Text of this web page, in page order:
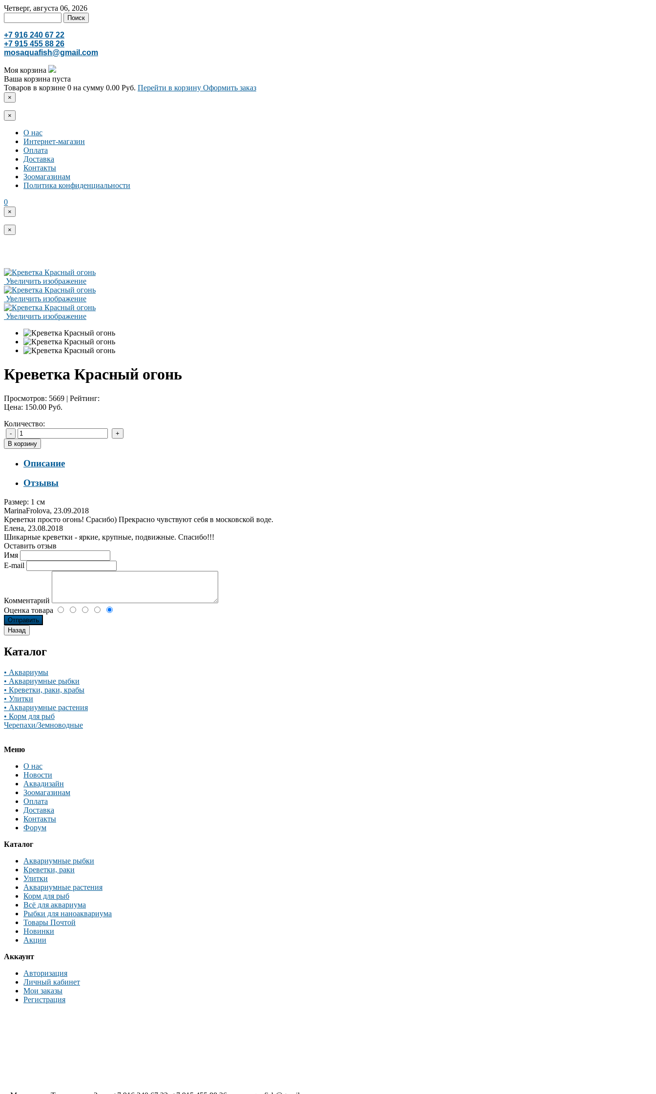
Четверг, августа 06, 2026
+7 916 240 67 22
+7 915 455 88 26
mosaquafish@gmail.com
Моя корзина
Ваша корзина пуста
Товаров в корзине 0 на сумму 0.00 Руб. Перейти в корзину Оформить заказ
×
×
О нас
Интернет-магазин
Оплата
Доставка
Контакты
Зоомагазинам
Политика конфиденциальности
0
×
×
Увеличить изображение
Увеличить изображение
Увеличить изображение
Креветка Красный огонь
Просмотров: 5669 | Рейтинг:
Цена: 150.00 Руб.
Количество:
Описание
Отзывы
Размер: 1 см
MarinaFrolova, 23.09.2018
Креветки просто огонь! Срасибо) Прекрасно чувствуют себя в московской воде.
Елена, 23.08.2018
Шикарные креветки - яркие, крупные, подвижные. Спасибо!!!
Оставить отзыв
Имя
E-mail
Комментарий
Оценка товара
Каталог
• Аквариумы
• Аквариумные рыбки
• Креветки, раки, крабы
• Улитки
• Аквариумные растения
• Корм для рыб
Черепахи/Земноводные
Меню
О нас
Новости
Аквадизайн
Зоомагазинам
Оплата
Доставка
Контакты
Форум
Каталог
Аквариумные рыбки
Креветки, раки
Улитки
Аквариумные растения
Корм для рыб
Всё для аквариума
Рыбки для наноаквариума
Товары Почтой
Новинки
Акции
Аккаунт
Авторизация
Личный кабинет
Мои заказы
Регистрация